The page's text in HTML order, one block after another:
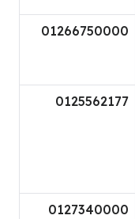
01266750000
0125562177
0127340000